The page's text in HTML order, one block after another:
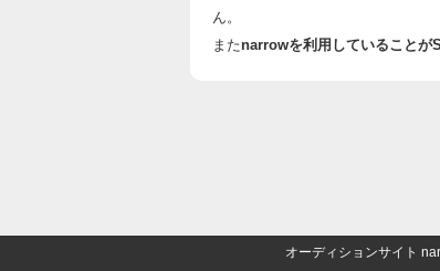
ん。
またnarrowを利用していることが
オーディションサイト